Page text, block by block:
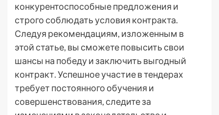
конкурентоспособные предложения и
строго соблюдать условия контракта.
Следуя рекомендациям, изложенным в
этой статье, вы сможете повысить свои
шансы на победу и заключить выгодный
контракт. Успешное участие в тендерах
требует постоянного обучения и
совершенствования, следите за